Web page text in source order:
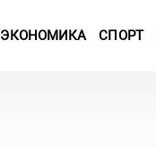
ЭКОНОМИКА СПОРТ